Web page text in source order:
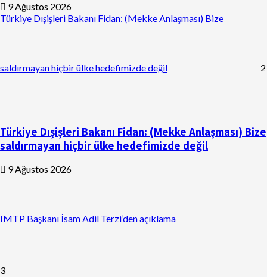
9 Ağustos 2026
Türkiye Dışişleri Bakanı Fidan: (Mekke Anlaşması) Bize
saldırmayan hiçbir ülke hedefimizde değil 2
Türkiye Dışişleri Bakanı Fidan: (Mekke Anlaşması) Bize
saldırmayan hiçbir ülke hedefimizde değil
9 Ağustos 2026
IMTP Başkanı İsam Adil Terzi’den açıklama
3